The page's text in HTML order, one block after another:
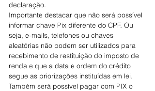
declaração.
Importante destacar que não será possível
informar chave Pix diferente do CPF. Ou
seja, e-mails, telefones ou chaves
aleatórias não podem ser utilizados para
recebimento de restituição do imposto de
renda e que a data e ordem do crédito
segue as priorizações ​instituídas em lei.
Também será possível pagar com PIX o